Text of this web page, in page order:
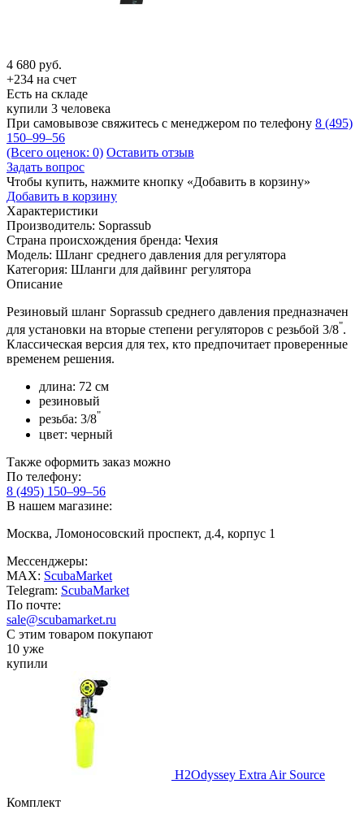
4 680 руб.
+234 на счет
Есть на складе
купили 3 человека
При самовывозе свяжитесь с менеджером по телефону 8 (495)
150–99–56
(Всего оценок: 0) Оставить отзыв
Задать вопрос
Чтобы купить, нажмите кнопку «Добавить в корзину»
Добавить в корзину
Характеристики
Производитель: Soprassub
Страна происхождения бренда: Чехия
Модель: Шланг среднего давления для регулятора
Категория: Шланги для дайвинг регулятора
Описание
Резиновый шланг Soprassub cреднего давления предназначен
для установки на вторые степени регуляторов с резьбой 3/8".
Классическая версия для тех, кто предпочитает проверенные
временем решения.
длина: 72 см
резиновый
резьба: 3/8"
цвет: черный
Также оформить заказ можно
По телефону:
8 (495) 150–99–56
В нашем магазине:
Москва, Ломоносовский проспект, д.4, корпус 1
Мессенджеры:
MAX: ScubaMarket
Telegram: ScubaMarket
По почте:
sale@scubamarket.ru
С этим товаром покупают
10 уже
купили
H2Odyssey Extra Air Source
Комплект